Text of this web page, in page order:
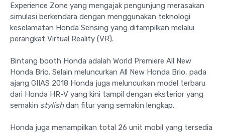
Experience Zone yang mengajak pengunjung merasakan
simulasi berkendara dengan menggunakan teknologi
keselamatan Honda Sensing yang ditampilkan melalui
perangkat Virtual Reality (VR).
Bintang booth Honda adalah World Premiere All New
Honda Brio. Selain meluncurkan All New Honda Brio, pada
ajang GIIAS 2018 Honda juga meluncurkan model terbaru
dari Honda HR-V yang kini tampil dengan eksterior yang
semakin stylishdan fitur yang semakin lengkap.
Honda juga menampilkan total 26 unit mobil yang tersedia